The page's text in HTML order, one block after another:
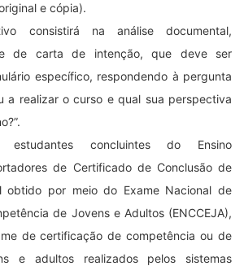
e cópia).
consistirá na análise documental,
de carta de intenção, que deve ser
específico, respondendo à pergunta
a realizar o curso e qual sua perspectiva
estudantes concluintes do Ensino
de Certificado de Conclusão de
obtido por meio do Exame Nacional de
de Jovens e Adultos (ENCCEJA),
de certificação de competência ou de
e adultos realizados pelos sistemas